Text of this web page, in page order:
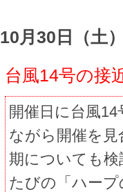
10月30日（土
台風14号の接
開催日に台風
ながら開催を
期についても
たびの「ハー